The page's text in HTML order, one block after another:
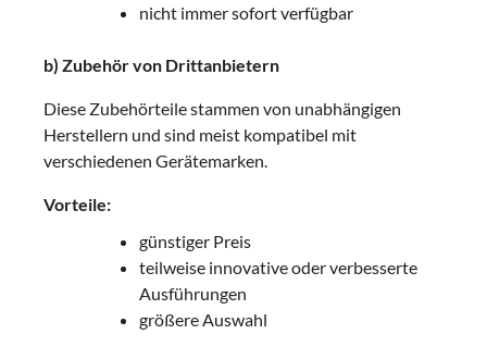
nicht immer sofort verfügbar
b) Zubehör von Drittanbietern
Diese Zubehörteile stammen von unabhängigen
Herstellern und sind meist kompatibel mit
verschiedenen Gerätemarken.
Vorteile:
günstiger Preis
teilweise innovative oder verbesserte
Ausführungen
größere Auswahl